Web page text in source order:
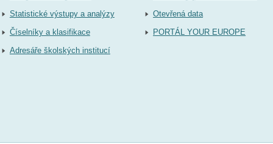
Statistické výstupy a analýzy
Číselníky a klasifikace
Adresáře školských institucí
Otevřená data
PORTÁL YOUR EUROPE